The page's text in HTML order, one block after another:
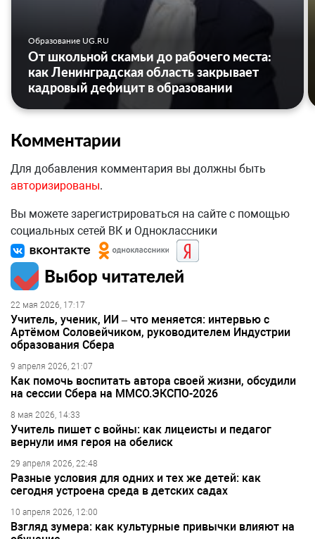
Образование UG.RU
От школьной скамьи до рабочего места:
как Ленинградская область закрывает
кадровый дефицит в образовании
Комментарии
Для добавления комментария вы должны быть
авторизированы.
Вы можете зарегистрироваться на сайте с помощью
социальных сетей ВК и Одноклассники
Выбор читателей
22 мая 2026, 17:17
Учитель, ученик, ИИ – что меняется: интервью с
Артёмом Соловейчиком, руководителем Индустрии
образования Сбера
9 апреля 2026, 21:07
Как помочь воспитать автора своей жизни, обсудили
на сессии Сбера на ММСО.ЭКСПО-2026
8 мая 2026, 14:33
Учитель пишет с войны: как лицеисты и педагог
вернули имя героя на обелиск
29 апреля 2026, 22:48
Разные условия для одних и тех же детей: как
сегодня устроена среда в детских садах
10 апреля 2026, 12:00
Взгляд зумера: как культурные привычки влияют на